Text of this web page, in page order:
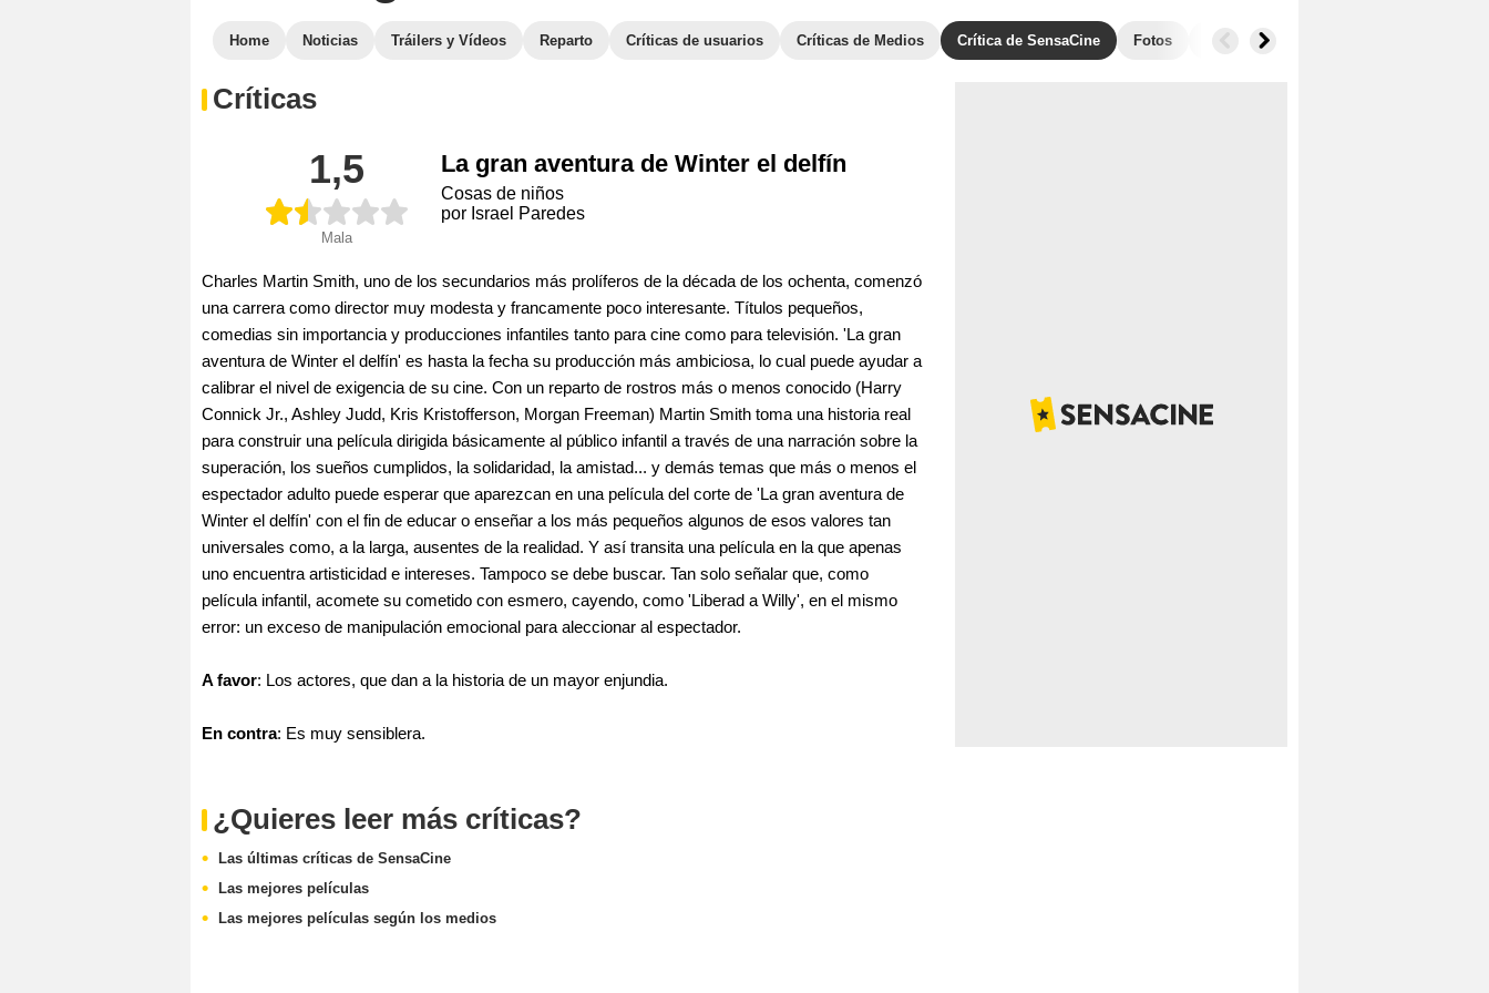
Home Noticias Tráilers y Vídeos Reparto Críticas de usuarios Críticas de Medios Crítica de SensaCine Fotos Banda sonora
Críticas
1,5
Mala
La gran aventura de Winter el delfín
Cosas de niños
por Israel Paredes
Charles Martin Smith, uno de los secundarios más prolíferos de la década de los ochenta, comenzó
una carrera como director muy modesta y francamente poco interesante. Títulos pequeños,
comedias sin importancia y producciones infantiles tanto para cine como para televisión. 'La gran
aventura de Winter el delfín' es hasta la fecha su producción más ambiciosa, lo cual puede ayudar a
calibrar el nivel de exigencia de su cine. Con un reparto de rostros más o menos conocido (Harry
Connick Jr., Ashley Judd, Kris Kristofferson, Morgan Freeman) Martin Smith toma una historia real
para construir una película dirigida básicamente al público infantil a través de una narración sobre la
superación, los sueños cumplidos, la solidaridad, la amistad... y demás temas que más o menos el
espectador adulto puede esperar que aparezcan en una película del corte de 'La gran aventura de
Winter el delfín' con el fin de educar o enseñar a los más pequeños algunos de esos valores tan
universales como, a la larga, ausentes de la realidad. Y así transita una película en la que apenas
uno encuentra artisticidad e intereses. Tampoco se debe buscar. Tan solo señalar que, como
película infantil, acomete su cometido con esmero, cayendo, como 'Liberad a Willy', en el mismo
error: un exceso de manipulación emocional para aleccionar al espectador.
A favor: Los actores, que dan a la historia de un mayor enjundia.
En contra: Es muy sensiblera.
¿Quieres leer más críticas?
Las últimas críticas de SensaCine
Las mejores películas
Las mejores películas según los medios